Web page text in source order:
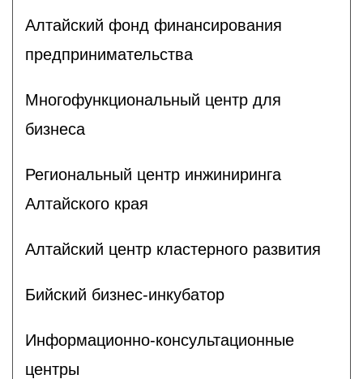
Алтайский фонд финансирования
предпринимательства
Многофункциональный центр для
бизнеса
Региональный центр инжиниринга
Алтайского края
Алтайский центр кластерного развития
Бийский бизнес-инкубатор
Информационно-консультационные
центры